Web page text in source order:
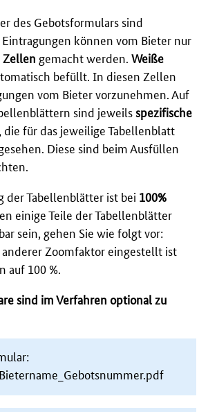
des Gebotsformulars sind
Eintragungen können vom Bieter nur
gemacht werden. Weiße
befüllt. In diesen Zellen
vom Bieter vorzunehmen. Auf
sind jeweils spezifische
, die für das jeweilige Tabellenblatt
Diese sind beim Ausfüllen
der Tabellenblätter ist bei 100%
einige Teile der Tabellenblätter
sein, gehen Sie wie folgt vor:
anderer Zoomfaktor eingestellt ist
auf 100 %.
sind im Verfahren optional zu